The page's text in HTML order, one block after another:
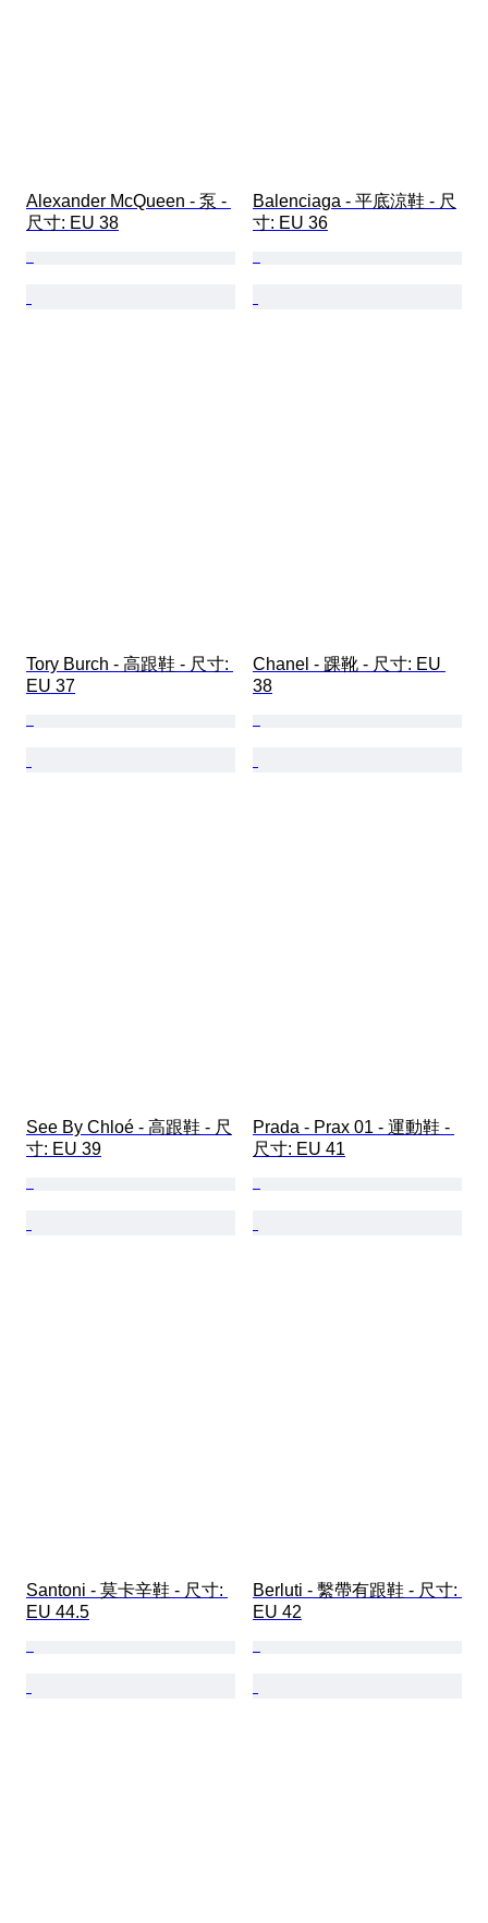
Alexander McQueen - 泵 -
尺寸: EU 38
Balenciaga - 平底涼鞋 - 尺
寸: EU 36
Tory Burch - 高跟鞋 - 尺寸:
EU 37
Chanel - 踝靴 - 尺寸: EU
38
See By Chloé - 高跟鞋 - 尺
寸: EU 39
Prada - Prax 01 - 運動鞋 -
尺寸: EU 41
Santoni - 莫卡辛鞋 - 尺寸:
EU 44.5
Berluti - 繫帶有跟鞋 - 尺寸:
EU 42